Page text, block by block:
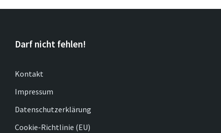
Darf nicht fehlen!
Kontakt
Impressum
Datenschutzerklärung
Cookie-Richtlinie (EU)